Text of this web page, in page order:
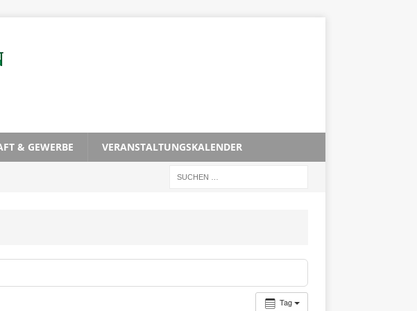
& GEWERBE VERANSTALTUNGSKALENDER
Tag